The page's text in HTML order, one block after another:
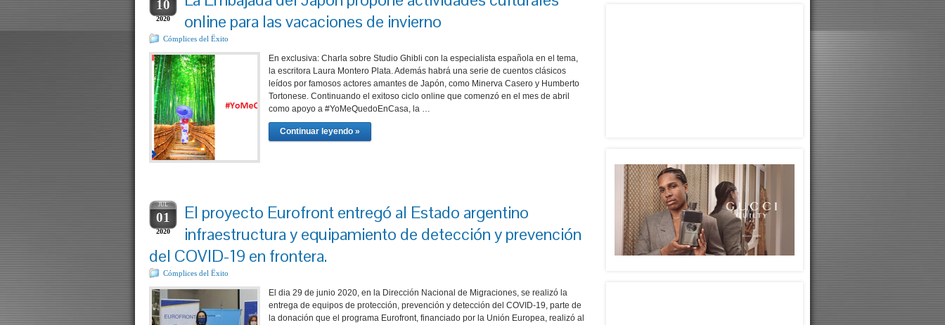
10
2020
online para las vacaciones de invierno
Cómplices del Ëxito
En exclusiva: Charla sobre Studio Ghibli con la especialista española en el tema,
la escritora Laura Montero Plata. Además habrá una serie de cuentos clásicos
leídos por famosos actores amantes de Japón, como Minerva Casero y Humberto
Tortonese. Continuando el exitoso ciclo online que comenzó en el mes de abril
como apoyo a #YoMeQuedoEnCasa, la …
Continuar leyendo »
JUL
01
2020
El proyecto Eurofront entregó al Estado argentino
infraestructura y equipamiento de detección y prevención
del COVID-19 en frontera.
Cómplices del Ëxito
El dia 29 de junio 2020, en la Dirección Nacional de Migraciones, se realizó la
entrega de equipos de protección, prevención y detección del COVID-19, parte de
la donación que el programa Eurofront, financiado por la Unión Europea, realizó al